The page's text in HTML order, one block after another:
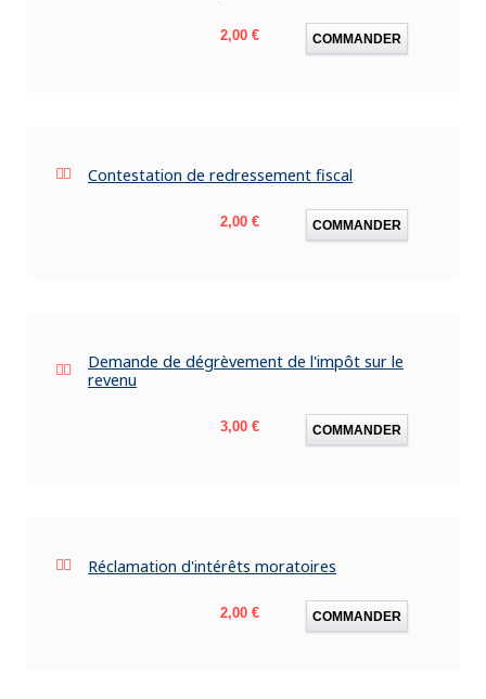
Prix
2,00 € COMMANDER
Contestation de redressement fiscal
Prix
2,00 € COMMANDER
Demande de dégrèvement de l'impôt sur le
revenu
Prix
3,00 € COMMANDER
Réclamation d'intérêts moratoires
Prix
2,00 € COMMANDER